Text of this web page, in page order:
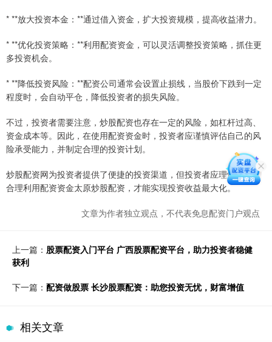
* **放大投资本金：**通过借入资金，扩大投资规模，提高收益潜力。
* **优化投资策略：**利用配资资金，可以灵活调整投资策略，抓住更
多投资机会。
* **降低投资风险：**配资公司通常会设置止损线，当股价下跌到一定
程度时，会自动平仓，降低投资者的损失风险。
不过，投资者需要注意，炒股配资也存在一定的风险，如杠杆过高、
资金成本等。因此，在使用配资资金时，投资者应谨慎评估自己的风
险承受能力，并制定合理的投资计划。
炒股配资网为投资者提供了便捷的投资渠道，但投资者应理性对待，
合理利用配资资金太原炒股配资，才能实现投资收益最大化。
文章为作者独立观点，不代表免息配资门户观点
上一篇： 股票配资入门平台 广西股票配资平台，助力投资者稳健
获利
下一篇： 配资做股票 长沙股票配资：助您投资无忧，财富增值
相关文章